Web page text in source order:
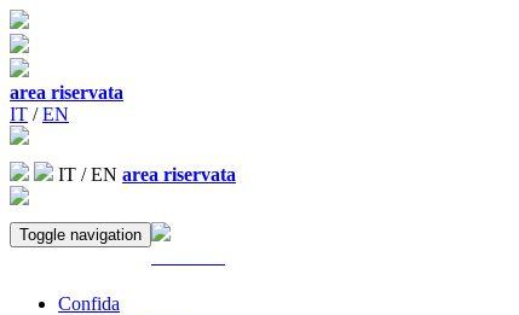
area riservata
IT /EN
IT /EN area riservata
Toggle navigation
Confida